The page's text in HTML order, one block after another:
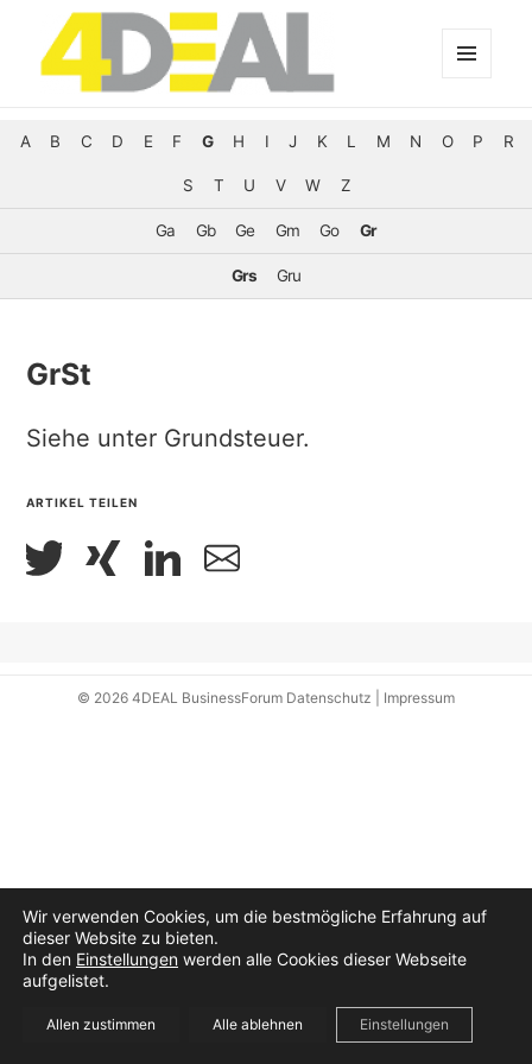
A B C D E F G H I J K L M N O P R
S T U V W Z
Ga Gb Ge Gm Go Gr
Grs Gru
GrSt
Siehe unter Grundsteuer.
ARTIKEL TEILEN
© 2026 4DEAL BusinessForum Datenschutz Impressum
Wir verwenden Cookies, um die bestmögliche Erfahrung auf
dieser Website zu bieten.
In den Einstellungen werden alle Cookies dieser Webseite
aufgelistet.
Allen zustimmen Alle ablehnen Einstellungen